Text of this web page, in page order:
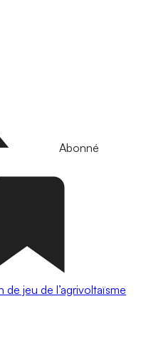
Abonné
jeu de l’agrivoltaïsme